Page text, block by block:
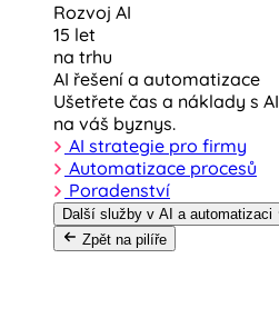
Rozvoj AI
15 let
na trhu
AI řešení a automatizace
Ušetřete čas a náklady s
na váš byznys.
AI strategie pro firmy
Automatizace procesů
Poradenství
Další služby v AI a automatizaci
Zpět na pilíře